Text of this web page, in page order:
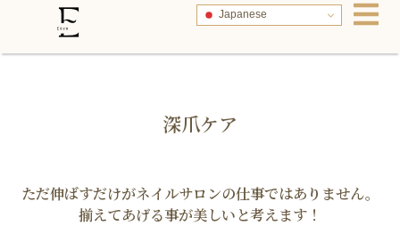
Japanese
深爪ケア
ただ伸ばすだけがネイルサロンの仕事ではありません。
揃えてあげる事が美しいと考えます！